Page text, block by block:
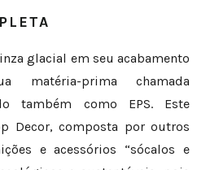
glacial em seu acabamento
prima chamada
também como EPS. Este
Decor, composta por outros
e acessórios “sócalos e